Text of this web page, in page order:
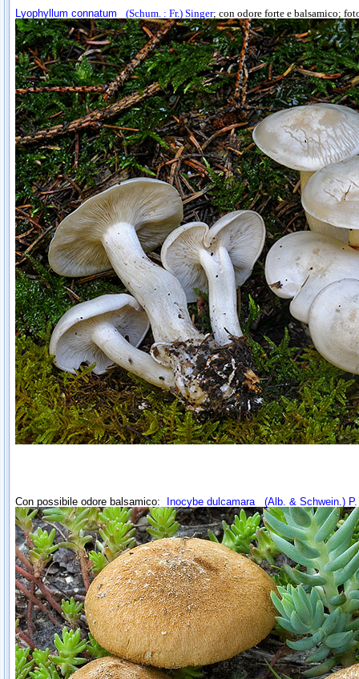
Lyophyllum connatum (Schum. : Fr.) Singer; con odore forte e balsamico;
Con possibile odore balsamico: Inocybe dulcamara (Alb. & Schwein.)